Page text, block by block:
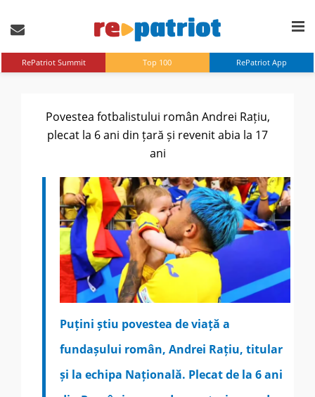
RePatriot Summit Top 100 RePatriot App
Povestea fotbalistului român Andrei Rațiu,
plecat la 6 ani din țară și revenit abia la 17
ani
Puțini știu povestea de viață a
fundașului român, Andrei Rațiu, titular
și la echipa Națională. Plecat de la 6 ani